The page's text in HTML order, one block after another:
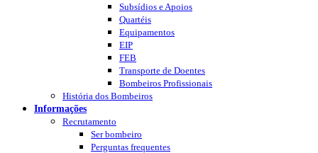
Subsídios e Apoios
Quartéis
Equipamentos
EIP
FEB
Transporte de Doentes
Bombeiros Profissionais
História dos Bombeiros
Informações
Recrutamento
Ser bombeiro
Perguntas frequentes